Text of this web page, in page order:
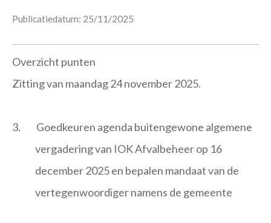
Publicatiedatum: 25/11/2025
Overzicht punten
Zitting van maandag 24 november 2025.
3.
Goedkeuren agenda buitengewone algemene
vergadering van IOK Afvalbeheer op 16
december 2025 en bepalen mandaat van de
vertegenwoordiger namens de gemeente